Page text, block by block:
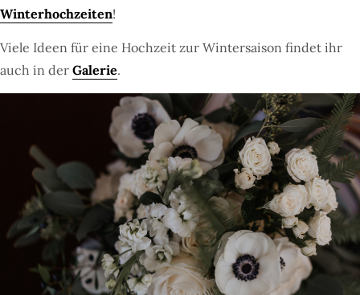
Winterhochzeiten!
Viele Ideen für eine Hochzeit zur Wintersaison findet ihr
auch in der Galerie.